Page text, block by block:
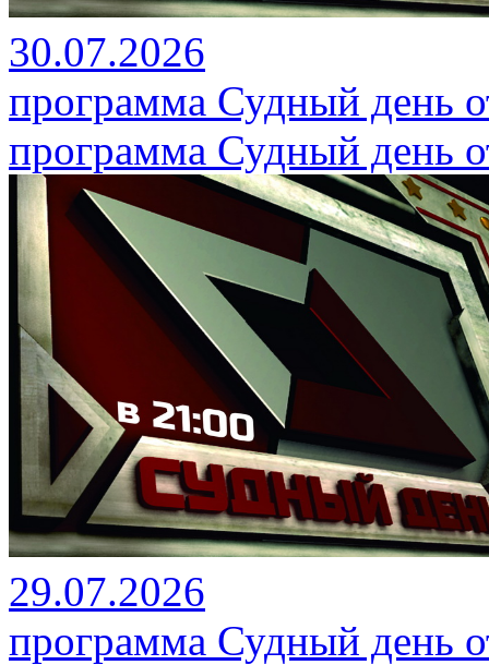
30.07.2026
программа Судный день
программа Судный день
29.07.2026
программа Судный день